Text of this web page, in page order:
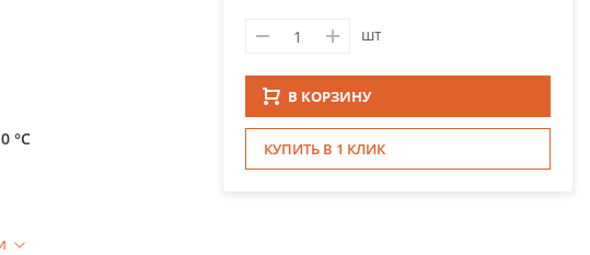
°С
шт
В КОРЗИНУ
КУПИТЬ В 1 КЛИК